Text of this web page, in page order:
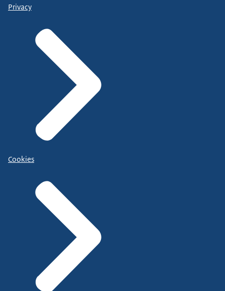
Privacy
Cookies